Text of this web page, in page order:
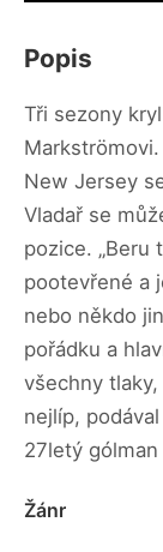
Popis
Tři sezony
New Jersey
Vladař se
pozice. „Beru
pootevřené a
nebo někdo
pořádku a
všechny
nejlíp,
27letý
Žánr